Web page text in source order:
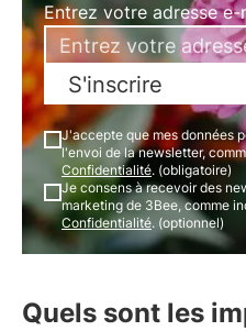
Entrez votre adresse
S'inscrire
J'accepte que mes données
l'envoi de la newsletter,
Confidentialité. (obligatoire)
Je consens à recevoir des
marketing de 3Bee, comme
Confidentialité. (optionnel)
Quels sont les